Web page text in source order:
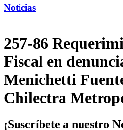
Noticias
257-86
Fiscal en
Menichetti
Chilectra
¡Suscríbete a nuestro